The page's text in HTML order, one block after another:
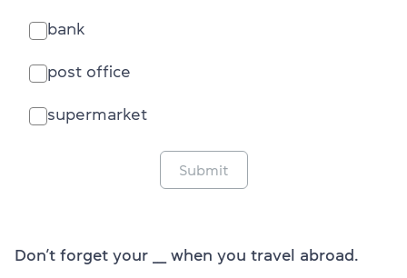
bank
post office
supermarket
Submit
Don’t forget your ___ when you travel abroad.